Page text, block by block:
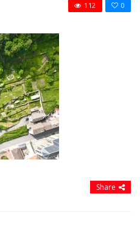
0
112
Share